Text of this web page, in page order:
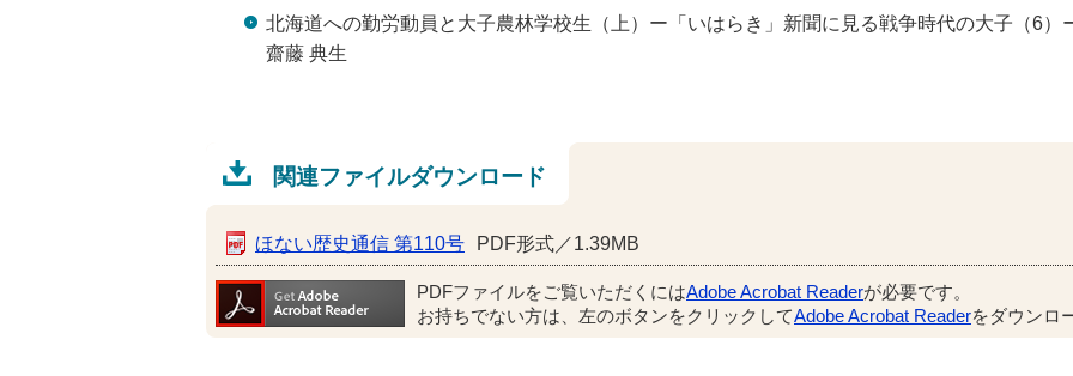
北海道への勤労動員と大子農林学校生（上）ー「いはらき」新聞に見る戦争時代の大子（6）
齋藤 典生
関連ファイルダウンロード
ほない歴史通信 第110号 PDF形式／1.39MB
PDFファイルをご覧いただくにはAdobe Acrobat Readerが必要です。
お持ちでない方は、左のボタンをクリックしてAdobe Acrobat Readerをダウンロ